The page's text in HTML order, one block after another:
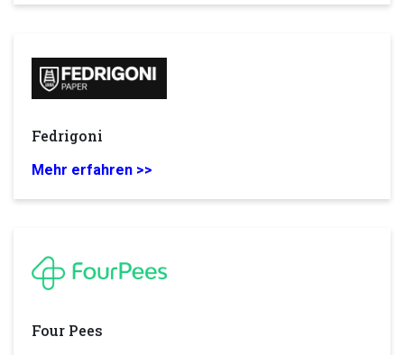
Fedrigoni
Mehr erfahren >>
Four Pees